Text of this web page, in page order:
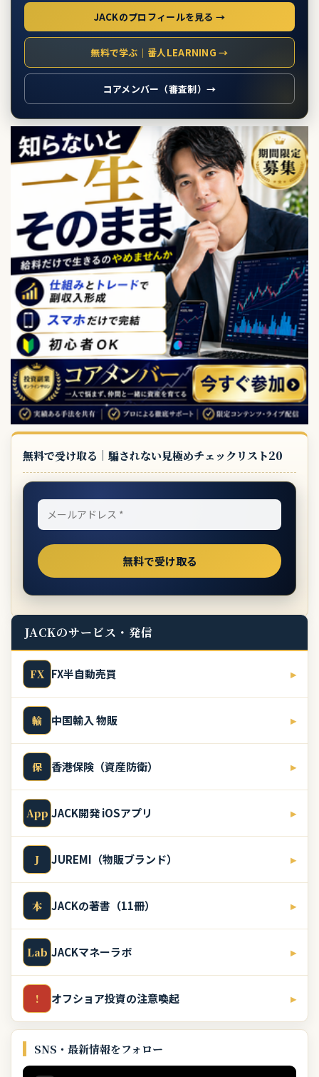
JACKのプロフィールを見る →
無料で学ぶ｜番人LEARNING →
コアメンバー（審査制）→
無料で受け取る｜騙されない見極めチェックリスト20
JACKのサービス・発信
FX FX半自動売買 ▸
輸 中国輸入 物販 ▸
保 香港保険（資産防衛） ▸
App JACK開発 iOSアプリ ▸
J JUREMI（物販ブランド） ▸
本 JACKの著書（11冊） ▸
Lab JACKマネーラボ ▸
! オフショア投資の注意喚起 ▸
SNS・最新情報をフォロー